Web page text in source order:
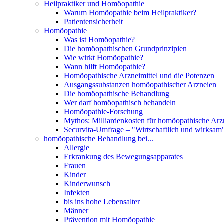
Heilpraktiker und Homöopathie
Warum Homöopathie beim Heilpraktiker?
Patientensicherheit
Homöopathie
Was ist Homöopathie?
Die homöopathischen Grundprinzipien
Wie wirkt Homöopathie?
Wann hilft Homöopathie?
Homöopathische Arzneimittel und die Potenzen
Ausgangssubstanzen homöopathischer Arzneien
Die homöopathische Behandlung
Wer darf homöopathisch behandeln
Homöopathie-Forschung
Mythos: Milliardenkosten für homöopathische
Securvita-Umfrage – "Wirtschaftlich und
homöopathische Behandlung bei...
Allergie
Erkrankung des Bewegungsapparates
Frauen
Kinder
Kinderwunsch
Infekten
bis ins hohe Lebensalter
Männer
Prävention mit Homöopathie